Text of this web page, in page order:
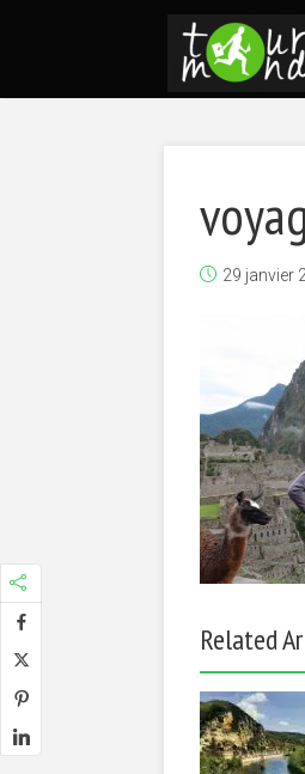
29 janvier
Related